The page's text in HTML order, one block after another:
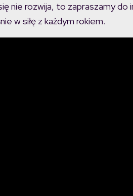
nie rozwija, to zapraszamy
w siłę z każdym rokiem.